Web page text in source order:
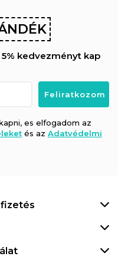
5% kedvezményt kap
es elfogadom az
és az Adatvédelmi